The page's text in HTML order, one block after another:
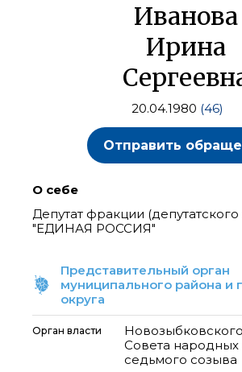
Иванова
Ирина
20.04.1980 (46)
Отправить
О себе
Депутат фракции
"ЕДИНАЯ РОССИЯ"
Представительный орган
муниципального района и
округа
Орган власти
Совета народных
седьмого созыва